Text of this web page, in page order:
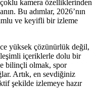
kamera özelliklerinden
Bu adımlar, 2026’nın
ve keyifli bir izleme
yüksek çözünürlük değil,
içeriklerle dolu bir
bilinçli olmak, spor
Artık, en sevdiğiniz
şekilde izlemeye hazır